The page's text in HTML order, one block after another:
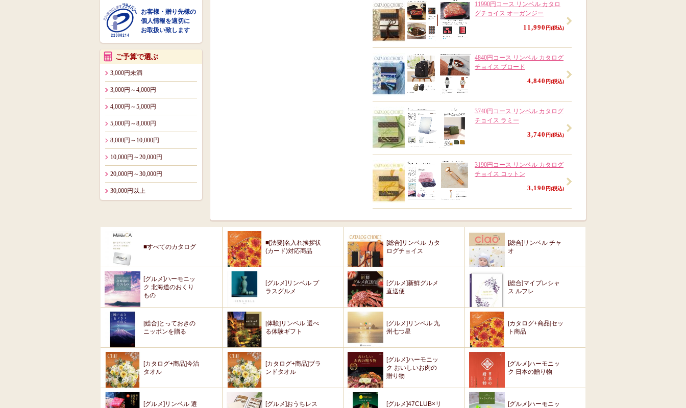
お客様・贈り先様の
個人情報を適切に
お取扱い致します
ご予算で選ぶ
3,000円未満
3,000円～4,000円
4,000円～5,000円
5,000円～8,000円
8,000円～10,000円
10,000円～20,000円
20,000円～30,000円
30,000円以上
11990円コース リンベル カタロ
グチョイス オーガンジー
11,990 円(税込)
4840円コース リンベル カタログ
チョイス ブロード
4,840 円(税込)
3740円コース リンベル カタログ
チョイス ラミー
3,740 円(税込)
3190円コース リンベル カタログ
チョイス コットン
3,190 円(税込)
■すべてのカタログ
■[法要]名入れ挨拶状
(カード)対応商品
[総合]リンベル カタ
ログチョイス
[総合]リンベル チャ
オ
[グルメ]ハーモニッ
ク 北海道のおくり
もの
[グルメ]リンベル プ
ラスグルメ
[グルメ]新鮮グルメ
直送便
[総合]マイプレシャ
ス ルフレ
[総合]とっておきの
ニッポンを贈る
[体験]リンベル 選べ
る体験ギフト
[グルメ]リンベル 九
州七つ星
[カタログ+商品]セッ
ト商品
[カタログ+商品]今治
タオル
[カタログ+商品]ブラ
ンドタオル
[グルメ]ハーモニッ
ク おいしいお肉の
贈り物
[グルメ]ハーモニッ
ク 日本の贈り物
[グルメ]リンベル 選
[グルメ]おうちレス
[グルメ]47CLUB×リ
[グルメ]ハーモニッ